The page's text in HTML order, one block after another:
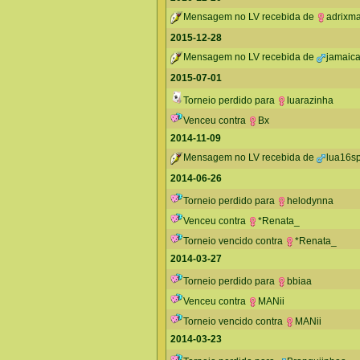
Mensagem no LV recebida de
2015-12-28
Mensagem no LV recebida de
jamaica
2015-07-01
Torneio perdido para
luarazinha
Venceu contra
Bx
2014-11-09
Mensagem no LV recebida de
2014-06-26
Torneio perdido para
helodynna
Venceu contra
*Renata_
Torneio vencido contra
*Renata_
2014-03-27
Torneio perdido para
bbiaa
Venceu contra
MANii
Torneio vencido contra
MANii
2014-03-23